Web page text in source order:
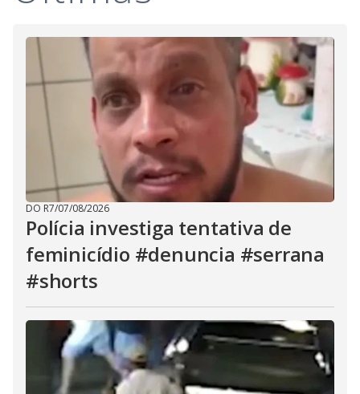
DO R7/07/08/2026
Polícia investiga tentativa de
feminicídio #denuncia #serrana
#shorts